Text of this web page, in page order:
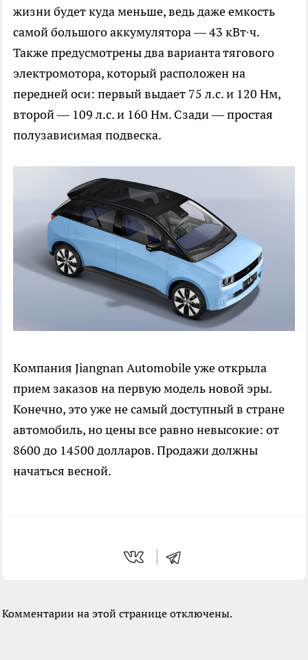
жизни будет куда меньше, ведь даже емкость
самой большого аккумулятора — 43 кВт∙ч.
Также предусмотрены два варианта тягового
электромотора, который расположен на
передней оси: первый выдает 75 л.с. и 120 Нм,
второй — 109 л.с. и 160 Нм. Сзади — простая
полузависимая подвеска.
Компания Jiangnan Automobile уже открыла
прием заказов на первую модель новой эры.
Конечно, это уже не самый доступный в стране
автомобиль, но цены все равно невысокие: от
8600 до 14500 долларов. Продажи должны
начаться весной.
Комментарии на этой странице отключены.